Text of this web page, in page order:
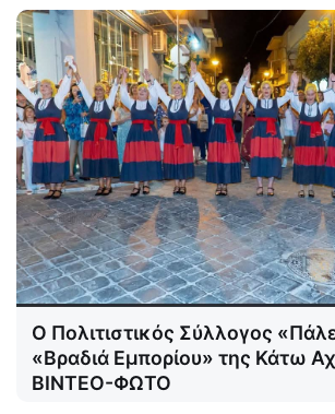
Ο Πολιτιστικός Σύλλογος
«Βραδιά Εμπορίου» της Κάτω
ΒΙΝΤΕΟ-ΦΩΤΟ